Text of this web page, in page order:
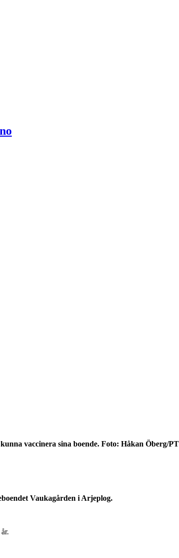
vaccinera sina boende. Foto: Håkan Öberg/PT
Vaukagården i Arjeplog.